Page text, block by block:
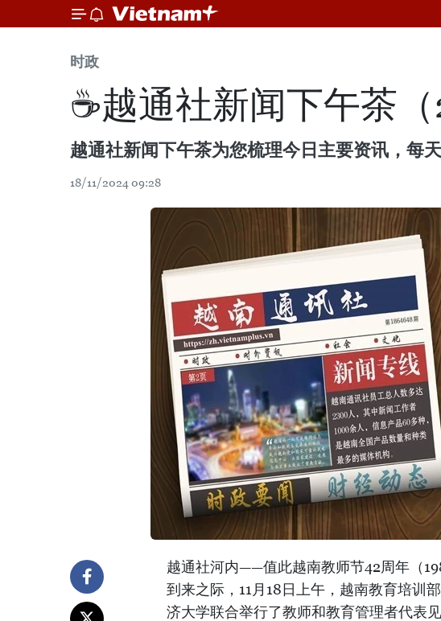
时政
☕️越通社新闻下午茶（
越通社新闻下午茶为您梳理今日主要资讯，每
18/11/2024 09:28
越通社河内——值此越南教师节42周年（
到来之际，11月18日上午，越南教育培训
济大学联合举行了教师和教育管理者代表